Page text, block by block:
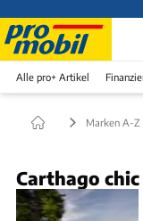
Alle pro+ Artikel
Marken A-Z
Carthago